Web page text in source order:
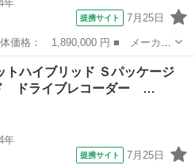
年
提携サイト 7月25日
ト ■ グレード名： ホーム ド
クカメラ ナビ ＴＶ ＤＶＤ ク
トハイブリッド Ｓパッケージ
ドライブレコーダー …
年
提携サイト 7月25日